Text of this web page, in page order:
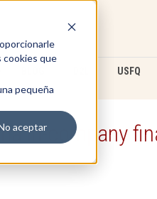
cookies que
pequeña
aceptar
USFQ
in-company